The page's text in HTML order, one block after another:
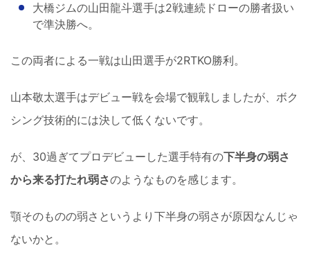
大橋ジムの山田龍斗選手は2戦連続ドローの勝者扱い
で準決勝へ。
この両者による一戦は山田選手が2RTKO勝利。
山本敬太選手はデビュー戦を会場で観戦しましたが、ボク
シング技術的には決して低くないです。
が、30過ぎてプロデビューした選手特有の下半身の弱さ
から来る打たれ弱さのようなものを感じます。
顎そのものの弱さというより下半身の弱さが原因なんじゃ
ないかと。